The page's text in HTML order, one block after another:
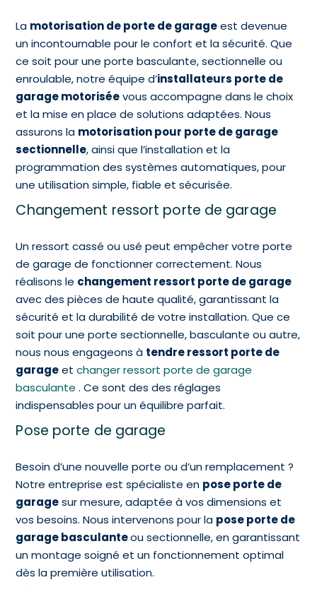
La motorisation de porte de garageest devenue
un incontournable pour le confort et la sécurité. Que
ce soit pour une porte basculante, sectionnelle ou
enroulable, notre équipe d’installateurs porte de
garage motoriséevous accompagne dans le choix
et la mise en place de solutions adaptées. Nous
assurons la motorisation pour porte de garage
sectionnelle, ainsi que l’installation et la
programmation des systèmes automatiques, pour
une utilisation simple, fiable et sécurisée.
Changement ressort porte de garage
Un ressort cassé ou usé peut empêcher votre porte
de garage de fonctionner correctement. Nous
réalisons le changement ressort porte de garage
avec des pièces de haute qualité, garantissant la
sécurité et la durabilité de votre installation. Que ce
soit pour une porte sectionnelle, basculante ou autre,
nous nous engageons à tendre ressort porte de
garageetchanger ressort porte de garage
basculante . Ce sont des des réglages
indispensables pour un équilibre parfait.
Pose porte de garage
Besoin d’une nouvelle porte ou d’un remplacement ?
Notre entreprise est spécialiste en pose porte de
garagesur mesure, adaptée à vos dimensions et
vos besoins. Nous intervenons pour la pose porte de
garage basculanteou sectionnelle, en garantissant
un montage soigné et un fonctionnement optimal
dès la première utilisation.